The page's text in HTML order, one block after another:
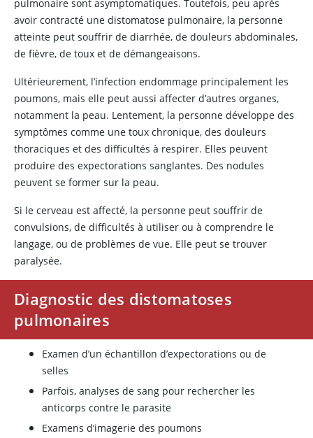
pulmonaire sont asymptomatiques. Toutefois, peu après
avoir contracté une distomatose pulmonaire, la personne
atteinte peut souffrir de diarrhée, de douleurs abdominales,
de fièvre, de toux et de démangeaisons.
Ultérieurement, l’infection endommage principalement les
poumons, mais elle peut aussi affecter d’autres organes,
notamment la peau. Lentement, la personne développe des
symptômes comme une toux chronique, des douleurs
thoraciques et des difficultés à respirer. Elles peuvent
produire des expectorations sanglantes. Des nodules
peuvent se former sur la peau.
Si le cerveau est affecté, la personne peut souffrir de
convulsions, de difficultés à utiliser ou à comprendre le
langage, ou de problèmes de vue. Elle peut se trouver
paralysée.
Diagnostic des distomatoses
pulmonaires
Examen d’un échantillon d’expectorations ou de
selles
Parfois, analyses de sang pour rechercher les
anticorps contre le parasite
Examens d’imagerie des poumons